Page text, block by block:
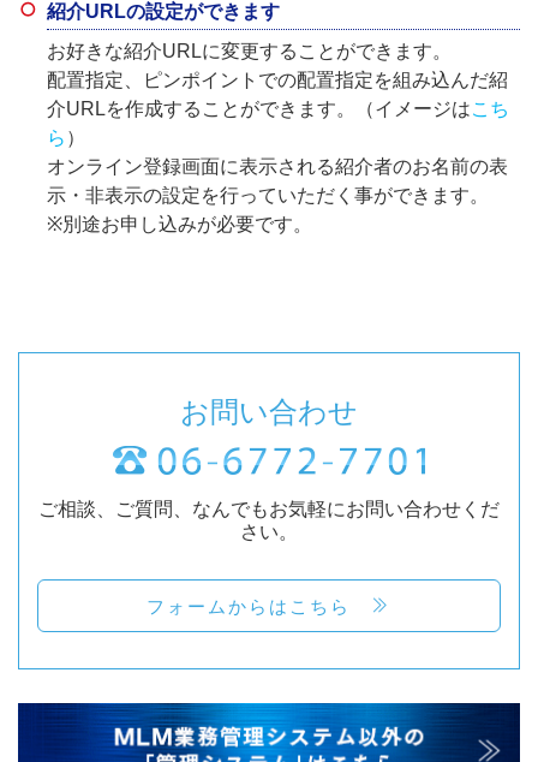
紹介URLの設定ができます
お好きな紹介URLに変更することができます。
配置指定、ピンポイントでの配置指定を組み込んだ紹
介URLを作成することができます。（イメージはこち
ら ）
オンライン登録画面に表示される紹介者のお名前の表
示・非表示の設定を行っていただく事ができます。
※別途お申し込みが必要です。
お問い合わせ
ご相談、ご質問、なんでもお気軽にお問い合わせくだ
さい。
フォームからはこちら